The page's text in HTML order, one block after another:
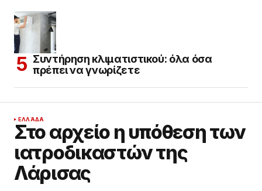
Συντήρηση κλιματιστικού: όλα όσα
πρέπει να γνωρίζετε
ΕΛΛΆΔΑ
Στο αρχείο η υπόθεση των
ιατροδικαστών της
Λάρισας